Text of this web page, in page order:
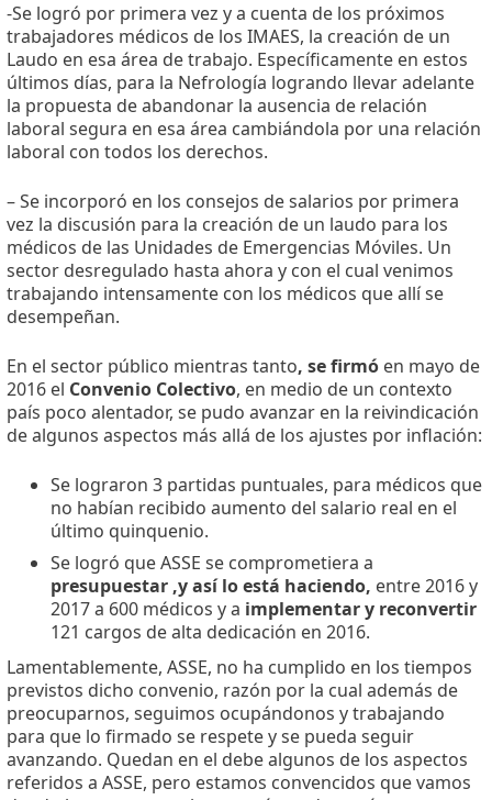
-Se logró por primera vez y a cuenta de los próximos
trabajadores médicos de los IMAES, la creación de un
Laudo en esa área de trabajo. Específicamente en estos
últimos días, para la Nefrología logrando llevar adelante
la propuesta de abandonar la ausencia de relación
laboral segura en esa área cambiándola por una relación
laboral con todos los derechos.
– Se incorporó en los consejos de salarios por primera
vez la discusión para la creación de un laudo para los
médicos de las Unidades de Emergencias Móviles. Un
sector desregulado hasta ahora y con el cual venimos
trabajando intensamente con los médicos que allí se
desempeñan.
En el sector público mientras tanto, se firmó en mayo de
2016 el Convenio Colectivo, en medio de un contexto
país poco alentador, se pudo avanzar en la reivindicación
de algunos aspectos más allá de los ajustes por inflación:
Se lograron 3 partidas puntuales, para médicos que
no habían recibido aumento del salario real en el
último quinquenio.
Se logró que ASSE se comprometiera a
presupuestar ,y así lo está haciendo, entre 2016 y
2017 a 600 médicos y a implementar y reconvertir
121 cargos de alta dedicación en 2016.
Lamentablemente, ASSE, no ha cumplido en los tiempos
previstos dicho convenio, razón por la cual además de
preocuparnos, seguimos ocupándonos y trabajando
para que lo firmado se respete y se pueda seguir
avanzando. Quedan en el debe algunos de los aspectos
referidos a ASSE, pero estamos convencidos que vamos